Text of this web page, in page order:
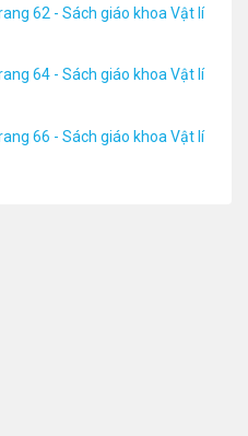
62 - Sách giáo khoa Vật lí
64 - Sách giáo khoa Vật lí
66 - Sách giáo khoa Vật lí